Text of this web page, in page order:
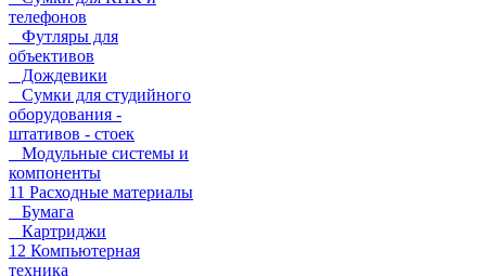
телефонов
Футляры для
объективов
Дождевики
Сумки для студийного
оборудования -
штативов - стоек
Модульные системы и
компоненты
11 Расходные материалы
Бумага
Картриджи
12 Компьютерная
техника